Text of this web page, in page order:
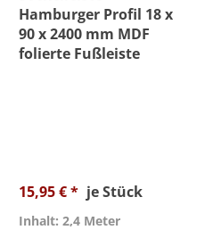
Hamburger Profil 18 x
90 x 2400 mm MDF
folierte Fußleiste
15,95 € * je Stück
Inhalt: 2,4 Meter